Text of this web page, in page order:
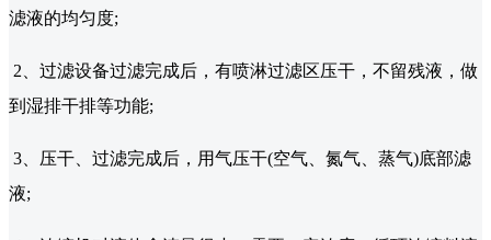
滤液的均匀度;
2、过滤设备过滤完成后，有喷淋过滤区压干，不留残液，做
到湿排干排等功能;
3、压干、过滤完成后，用气压干(空气、氮气、蒸气)底部滤
液;